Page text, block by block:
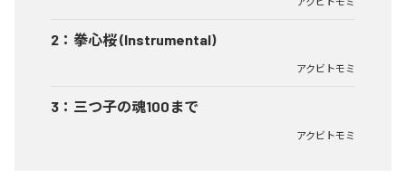
2 ： 拳心桜 (Instrumental)
アクビトモミ
3 ： 三つ子の魂100まで
アクビトモミ